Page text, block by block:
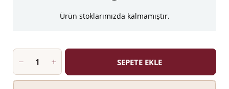
Ürün stoklarımızda kalmamıştır.